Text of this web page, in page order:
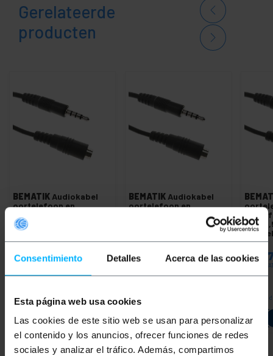
Consentimiento Detalles Acerca de las cookies
Esta página web usa cookies
Las cookies de este sitio web se usan para personalizar
el contenido y los anuncios, ofrecer funciones de redes
sociales y analizar el tráfico. Además, compartimos
Gerelateerde
producten
BEMATIK Audiokabel
oortelefoon en
pins 3,5 mm voor
mannelijk naar
vrouwelijk 1m
PVP
€4,03
PVD
€2,98
Onmiddellijke levering
TW081
BEMATIK Audiokabel
oortelefoon en
microfoon mini-jack 4-
vrouwelijk 2m
PVP
€5,10
PVD
€3,78
pins
10 m
PVP
€